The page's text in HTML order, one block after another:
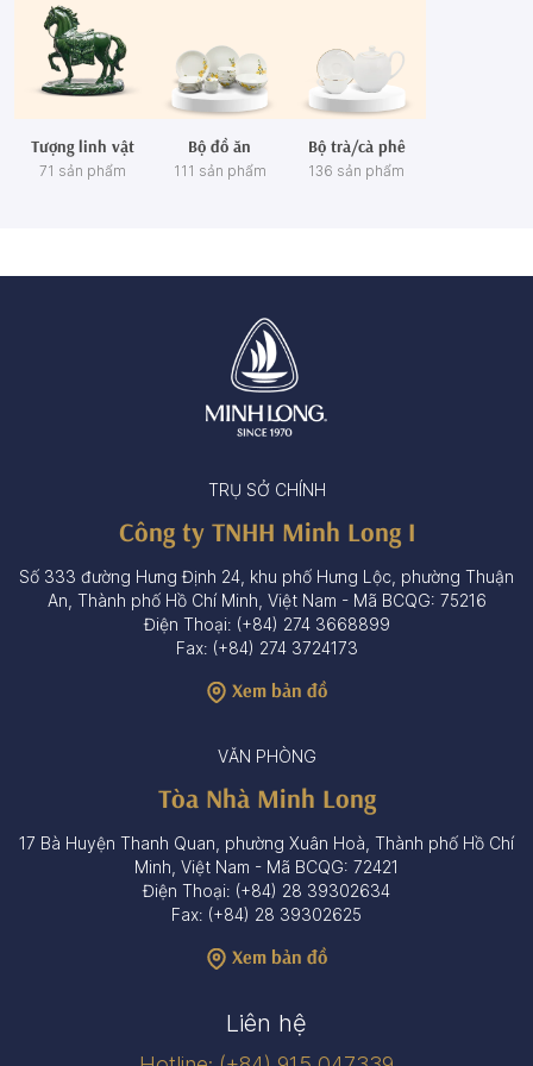
Tượng linh vật
71 sản phẩm
Bộ đồ ăn
111 sản phẩm
Bộ trà/cà phê
136 sản phẩm
TRỤ SỞ CHÍNH
Công ty TNHH Minh Long I
Số 333 đường Hưng Định 24, khu phố Hưng Lộc, phường Thuận
An, Thành phố Hồ Chí Minh, Việt Nam - Mã BCQG: 75216
Điện Thoại: (+84) 274 3668899
Fax: (+84) 274 3724173
Xem bản đồ
VĂN PHÒNG
Tòa Nhà Minh Long
17 Bà Huyện Thanh Quan, phường Xuân Hoà, Thành phố Hồ Chí
Minh, Việt Nam - Mã BCQG: 72421
Điện Thoại: (+84) 28 39302634
Fax: (+84) 28 39302625
Xem bản đồ
Liên hệ